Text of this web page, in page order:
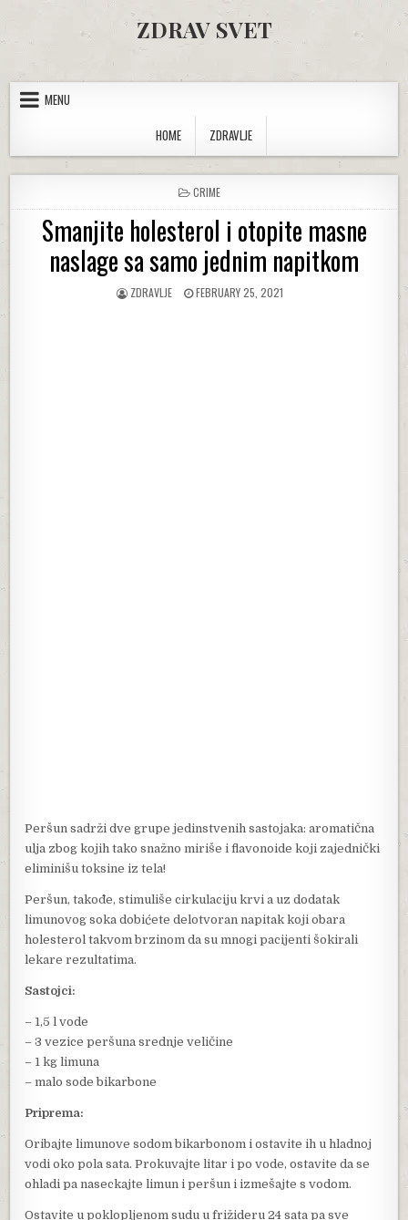
ZDRAV SVET
MENU
HOME
ZDRAVLJE
POSTED IN
CRIME
Smanjite holesterol i otopite masne
naslage sa samo jednim napitkom
AUTHOR:
ZDRAVLJE PUBLISHED DATE:
FEBRUARY 25, 2021
Peršun sadrži dve grupe jedinstvenih sastojaka: aromatična
ulja zbog kojih tako snažno miriše i flavonoide koji zajednički
eliminišu toksine iz tela!
Peršun, takođe, stimuliše cirkulaciju krvi a uz dodatak
limunovog soka dobićete delotvoran napitak koji obara
holesterol takvom brzinom da su mnogi pacijenti šokirali
lekare rezultatima.
Sastojci:
– 1,5 l vode
– 3 vezice peršuna srednje veličine
– 1 kg limuna
– malo sode bikarbone
Priprema:
Oribajte limunove sodom bikarbonom i ostavite ih u hladnoj
vodi oko pola sata. Prokuvajte litar i po vode, ostavite da se
ohladi pa naseckajte limun i peršun i izmešajte s vodom.
Ostavite u poklopljenom sudu u frižideru 24 sata pa sve